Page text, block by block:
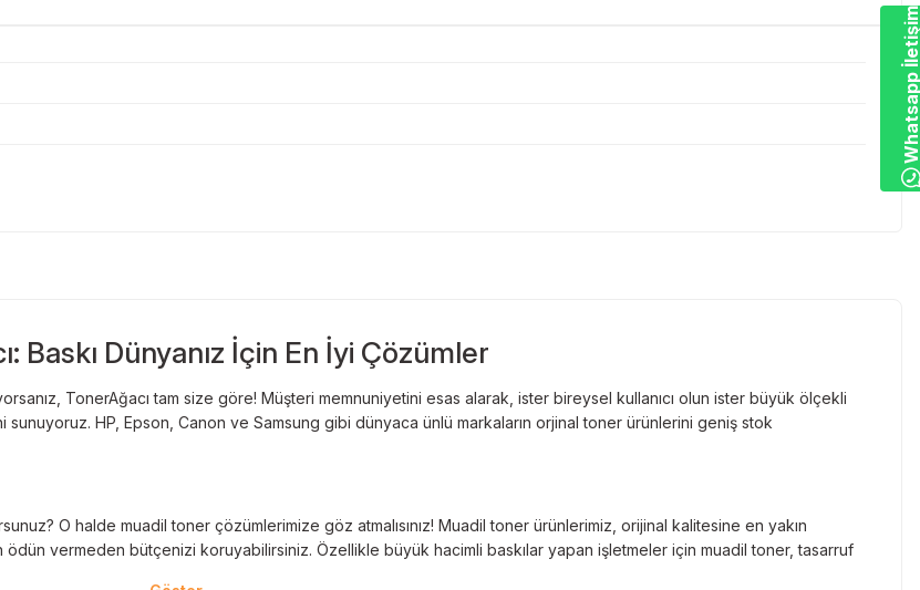
Baskı Dünyanız İçin En İyi Çözümler
TonerAğacı tam size göre! Müşteri memnuniyetini esas alarak, ister bireysel kullanıcı olun ister büyük ölçekli
HP, Epson, Canon ve Samsung gibi dünyaca ünlü markaların orjinal toner ürünlerini geniş stok
O halde muadil toner çözümlerimize göz atmalısınız! Muadil toner ürünlerimiz, orijinal kalitesine en yakın
vermeden bütçenizi koruyabilirsiniz. Özellikle büyük hacimli baskılar yapan işletmeler için muadil toner, tasarruf